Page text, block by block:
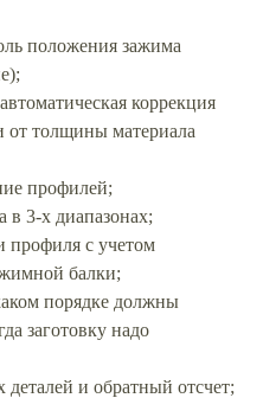
положения зажима
коррекция
от толщины материала
профилей;
в 3-х диапазонах;
профиля с учетом
балки;
порядке должны
заготовку надо
и обратный отсчет;